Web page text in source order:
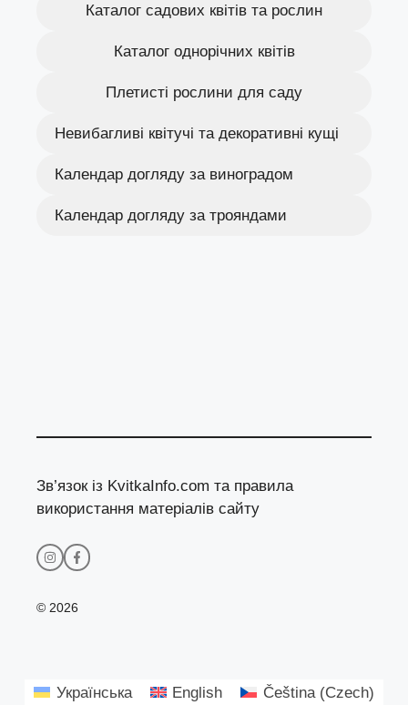
Каталог садових квітів та рослин
Каталог однорічних квітів
Плетисті рослини для саду
Невибагливі квітучі та декоративні кущі
Календар догляду за виноградом
Календар догляду за трояндами
Зв’язок із KvitkaInfo.com та правила
використання матеріалів сайту
© 2026
Українська English Čeština (Czech)